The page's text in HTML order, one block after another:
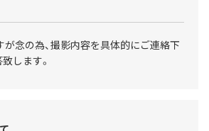
念の為、撮影内容を具体的にご連絡下
します。